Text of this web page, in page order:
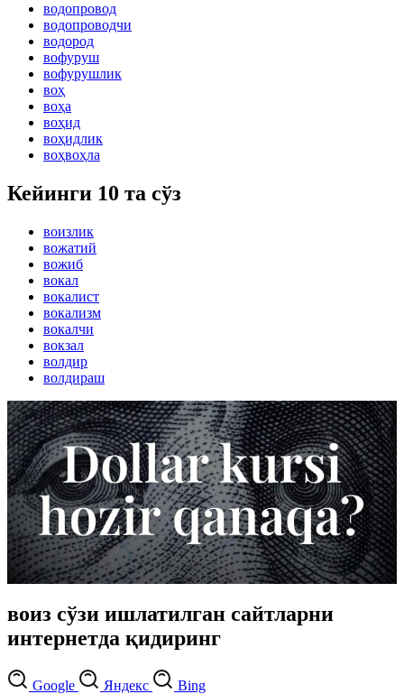
водопровод
водопроводчи
водород
вофуруш
вофурушлик
воҳ
воҳа
воҳид
воҳидлик
воҳвоҳла
Кейинги 10 та сўз
воизлик
вожатий
вожиб
вокал
вокалист
вокализм
вокалчи
вокзал
волдир
волдираш
воиз сўзи ишлатилган сайтларни
интернетда қидиринг
Google Яндекс Bing